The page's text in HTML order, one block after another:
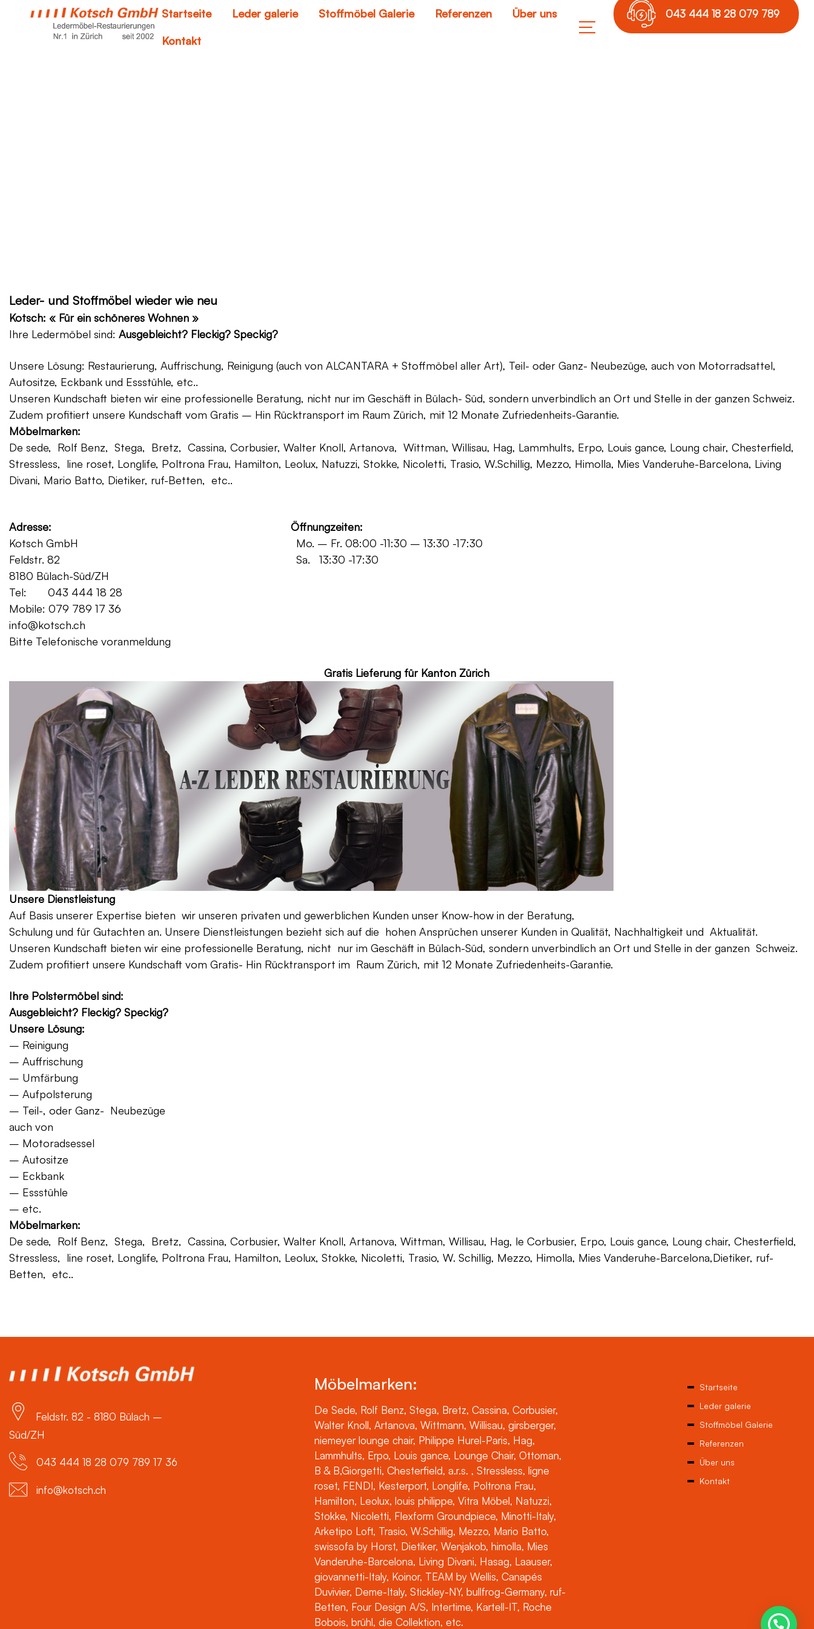
Startseite Leder galerie Stoffmöbel Galerie Referenzen Über uns
Kontakt
043 444 18 28 079 789
Leder- und Stoffmöbel wieder wie neu
Kotsch: « Für ein schöneres Wohnen »
Ihre Ledermöbel sind: Ausgebleicht? Fleckig? Speckig?
Unsere Lösung: Restaurierung, Auffrischung, Reinigung (auch von ALCANTARA + Stoffmöbel aller Art), Teil- oder Ganz- Neubezüge, auch von Motorradsattel,
Autositze, Eckbank und Essstühle, etc..
Unseren Kundschaft bieten wir eine professionelle Beratung, nicht nur im Geschäft in Bülach- Süd, sondern unverbindlich an Ort und Stelle in der ganzen Schweiz.
Zudem profitiert unsere Kundschaft vom Gratis – Hin Rücktransport im Raum Zürich, mit 12 Monate Zufriedenheits-Garantie.
Möbelmarken:
De sede, Rolf Benz, Stega, Bretz, Cassina, Corbusier, Walter Knoll, Artanova, Wittman, Willisau, Hag, Lammhults, Erpo, Louis gance, Loung chair, Chesterfield,
Stressless, line roset, Longlife, Poltrona Frau, Hamilton, Leolux, Natuzzi, Stokke, Nicoletti, Trasio, W.Schillig, Mezzo, Himolla, Mies Vanderuhe-Barcelona, Living
Divani, Mario Batto, Dietiker, ruf-Betten, etc..
Adresse:
Öffnungzeiten:
Kotsch GmbH Mo. – Fr. 08:00 -11:30 – 13:30 -17:30
Feldstr. 82 Sa. 13:30 -17:30
8180 Bülach-Süd/ZH
Tel: 043 444 18 28
Mobile: 079 789 17 36
info@kotsch.ch
Bitte Telefonische voranmeldung
Gratis Lieferung für Kanton Zürich
Unsere Dienstleistung
Auf Basis unserer Expertise bieten wir unseren privaten und gewerblichen Kunden unser Know-how in der Beratung,
Schulung und für Gutachten an. Unsere Dienstleistungen bezieht sich auf die hohen Ansprüchen unserer Kunden in Qualität, Nachhaltigkeit und Aktualität.
Unseren Kundschaft bieten wir eine professionelle Beratung, nicht nur im Geschäft in Bülach-Süd, sondern unverbindlich an Ort und Stelle in der ganzen Schweiz.
Zudem profitiert unsere Kundschaft vom Gratis- Hin Rücktransport im Raum Zürich, mit 12 Monate Zufriedenheits-Garantie.
Ihre Polstermöbel sind:
Ausgebleicht? Fleckig? Speckig?
Unsere Lösung:
– Reinigung
– Auffrischung
– Umfärbung
– Aufpolsterung
– Teil-, oder Ganz- Neubezüge
auch von
– Motoradsessel
– Autositze
– Eckbank
– Essstühle
– etc.
Möbelmarken:
De sede, Rolf Benz, Stega, Bretz, Cassina, Corbusier, Walter Knoll, Artanova, Wittman, Willisau, Hag, le Corbusier, Erpo, Louis gance, Loung chair, Chesterfield,
Stressless, line roset, Longlife, Poltrona Frau, Hamilton, Leolux, Stokke, Nicoletti, Trasio, W. Schillig, Mezzo, Himolla, Mies Vanderuhe-Barcelona,Dietiker, ruf-
Betten, etc..
Feldstr. 82 - 8180 Bülach –
Süd/ZH
043 444 18 28 079 789 17 36
info@kotsch.ch
Möbelmarken:
De Sede, Rolf Benz, Stega, Bretz, Cassina, Corbusier,
Walter Knoll, Artanova, Wittmann, Willisau, girsberger,
niemeyer lounge chair, Philippe Hurel-Paris, Hag,
Lammhults, Erpo, Louis gance, Lounge Chair, Ottoman,
B & B,Giorgetti, Chesterfield, a.r.s. , Stressless, ligne
roset, FENDI, Kesterport, Longlife, Poltrona Frau,
Hamilton, Leolux, louis philippe, Vitra Möbel, Natuzzi,
Stokke, Nicoletti, Flexform Groundpiece, Minotti-Italy,
Arketipo Loft, Trasio, W.Schillig, Mezzo, Mario Batto,
swissofa by Horst, Dietiker, Wenjakob, himolla, Mies
Vanderuhe-Barcelona, Living Divani, Hasag, Laauser,
giovannetti-Italy, Koinor, TEAM by Wellis, Canapés
Duvivier, Deme-Italy, Stickley-NY, bullfrog-Germany, ruf-
Betten, Four Design A/S, Intertime, Kartell-IT, Roche
Bobois, brühl, die Collektion, etc.
Startseite
Leder galerie
Stoffmöbel Galerie
Referenzen
Über uns
Kontakt